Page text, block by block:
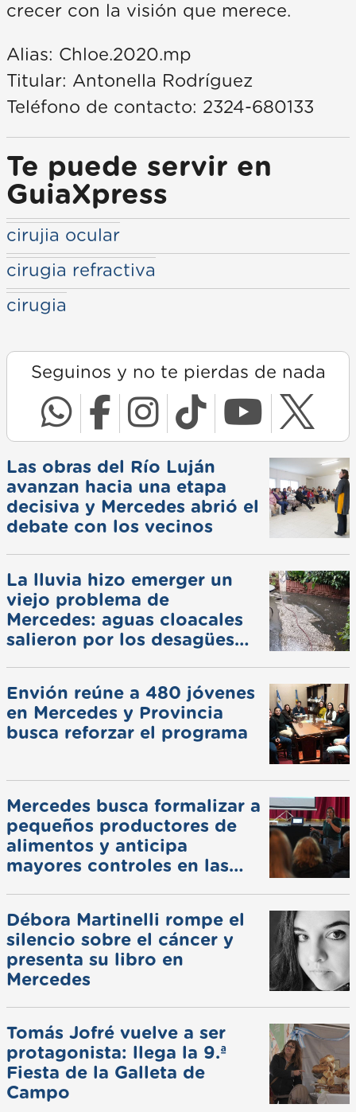
crecer con la visión que merece.
Alias: Chloe.2020.mp
Titular: Antonella Rodríguez
Teléfono de contacto: 2324-680133
Te puede servir en
GuiaXpress
cirujia ocular
cirugia refractiva
cirugia
Seguinos y no te pierdas de nada
Las obras del Río Luján
avanzan hacia una etapa
decisiva y Mercedes abrió el
debate con los vecinos
La lluvia hizo emerger un
viejo problema de
Mercedes: aguas cloacales
salieron por los desagües
Envión reúne a 480 jóvenes
en Mercedes y Provincia
busca reforzar el programa
Mercedes busca formalizar a
pequeños productores de
alimentos y anticipa
mayores controles en las
Débora Martinelli rompe el
silencio sobre el cáncer y
presenta su libro en
Mercedes
Tomás Jofré vuelve a ser
protagonista: llega la 9.ª
Fiesta de la Galleta de
Campo